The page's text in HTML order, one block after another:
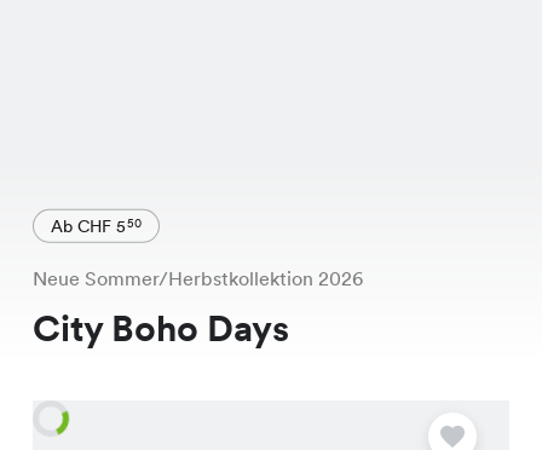
Ab CHF 550
Neue Sommer/Herbstkollektion 2026
City Boho Days